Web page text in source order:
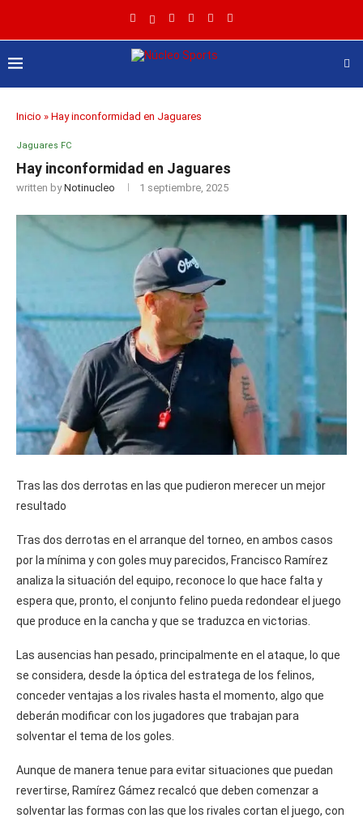
Inicio » Hay inconformidad en Jaguares
Jaguares FC
Hay inconformidad en Jaguares
written byNotinucleo 1 septiembre, 2025
Tras las dos derrotas en las que pudieron merecer un mejor
resultado
Tras dos derrotas en el arranque del torneo, en ambos casos
por la mínima y con goles muy parecidos, Francisco Ramírez
analiza la situación del equipo, reconoce lo que hace falta y
espera que, pronto, el conjunto felino pueda redondear el juego
que produce en la cancha y que se traduzca en victorias.
Las ausencias han pesado, principalmente en el ataque, lo que
se considera, desde la óptica del estratega de los felinos,
conceder ventajas a los rivales hasta el momento, algo que
deberán modificar con los jugadores que trabajan para
solventar el tema de los goles.
Aunque de manera tenue para evitar situaciones que puedan
revertirse, Ramírez Gámez recalcó que deben comenzar a
solventar las formas con las que los rivales cortan el juego, con